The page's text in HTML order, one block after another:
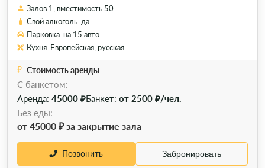
Залов 1, вместимость 50
Свой алкоголь: да
Парковка: на 15 авто
Кухня: Европейская, русская
Стоимость аренды
C банкетом:
Аренда: 45000 ₽Банкет: от 2500 ₽/чел.
Без еды:
от 45000 ₽ за закрытие зала
Позвонить Забронировать